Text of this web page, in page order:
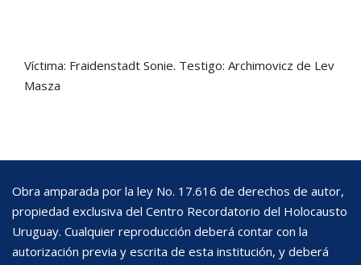
Víctima: Fraidenstadt Sonie. Testigo: Archimovicz de Lev
Masza
Obra amparada por la ley No. 17.616 de derechos de autor,
propiedad exclusiva del Centro Recordatorio del Holocausto
Uruguay. Cualquier reproducción deberá contar con la
autorización previa y escrita de esta institución, y deberá